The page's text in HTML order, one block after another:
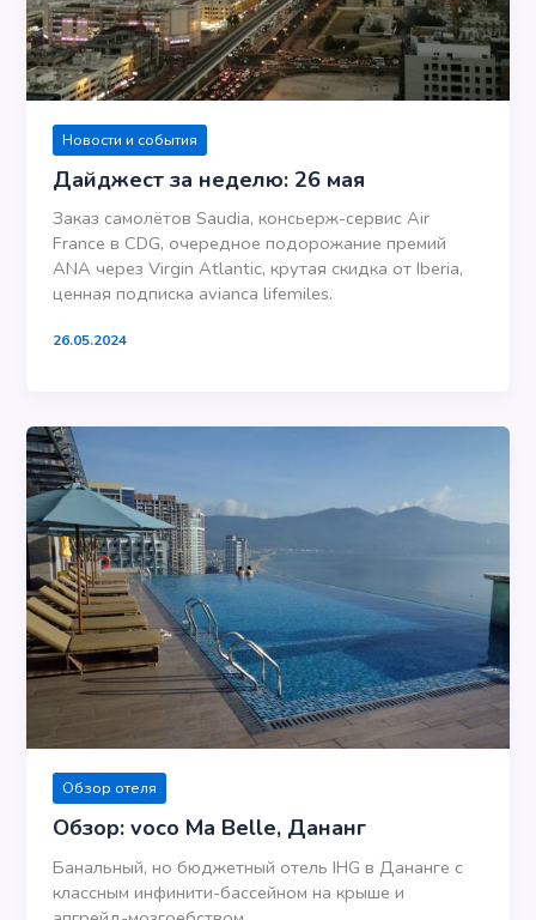
Новости и события
Дайджест за неделю: 26 мая
Заказ самолётов Saudia, консьерж-сервис Air
France в CDG, очередное подорожание премий
ANA через Virgin Atlantic, крутая скидка от Iberia,
ценная подписка avianca lifemiles.
26.05.2024
Обзор отеля
Обзор: voco Ma Belle, Дананг
Банальный, но бюджетный отель IHG в Дананге с
классным инфинити-бассейном на крыше и